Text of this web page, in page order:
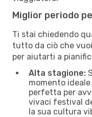
Miglior periodo
Ti stai chiedendo
tutto da ciò che
per aiutarti a
Alta stagione:
momento
perfetta per
vivaci festival
la sua cultura